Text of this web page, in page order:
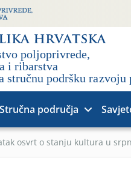
Stručna područja
osvrt o stanju kultura u